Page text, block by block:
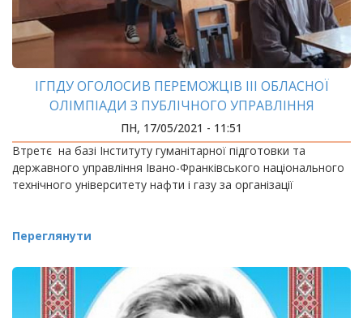
ІГПДУ ОГОЛОСИВ ПЕРЕМОЖЦІВ ІІІ ОБЛАСНОЇ
ОЛІМПІАДИ З ПУБЛІЧНОГО УПРАВЛІННЯ
ПН, 17/05/2021 - 11:51
Втретє на базі Інституту гуманітарної підготовки та
державного управління Івано-Франківського національного
технічного університету нафти і газу за організації
Переглянути